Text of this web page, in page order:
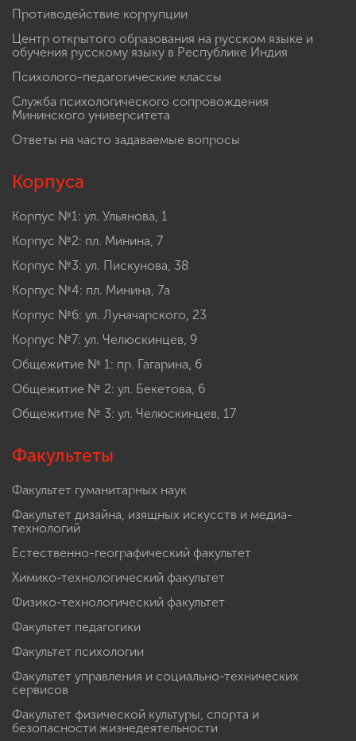
Противодействие коррупции
Центр открытого образования на русском языке и
обучения русскому языку в Республике Индия
Психолого-педагогические классы
Служба психологического сопровождения
Мининского университета
Ответы на часто задаваемые вопросы
Корпуса
Корпус №1: ул. Ульянова, 1
Корпус №2: пл. Минина, 7
Корпус №3: ул. Пискунова, 38
Корпус №4: пл. Минина, 7а
Корпус №6: ул. Луначарского, 23
Корпус №7: ул. Челюскинцев, 9
Общежитие № 1: пр. Гагарина, 6
Общежитие № 2: ул. Бекетова, 6
Общежитие № 3: ул. Челюскинцев, 17
Факультеты
Факультет гуманитарных наук
Факультет дизайна, изящных искусств и медиа-
технологий
Естественно-географический факультет
Химико-технологический факультет
Физико-технологический факультет
Факультет педагогики
Факультет психологии
Факультет управления и социально-технических
сервисов
Факультет физической культуры, спорта и
безопасности жизнедеятельности